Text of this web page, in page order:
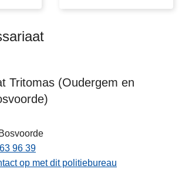
Tritomas (Oudergem en
96 39
op met dit politiebureau